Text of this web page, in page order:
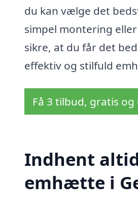
du kan vælge det
simpel montering
sikre, at du får det
effektiv og stilfuld
Få 3 tilbud, gratis
Indhent
emhætte i